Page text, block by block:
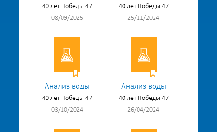
40 лет Победы 47
08/09/2025
40 лет Победы 47
25/11/2024
Анализ воды
40 лет Победы 47
03/10/2024
Анализ воды
40 лет Победы 47
26/04/2024